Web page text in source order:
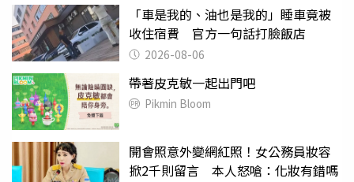
「車是我的、油也是我的」睡車竟被
收住宿費 官方一句話打臉飯店
2026-08-06
帶著皮克敏一起出門吧
Pikmin Bloom
開會照意外變網紅照！女公務員妝容
掀2千則留言 本人怒嗆：化妝有錯嗎